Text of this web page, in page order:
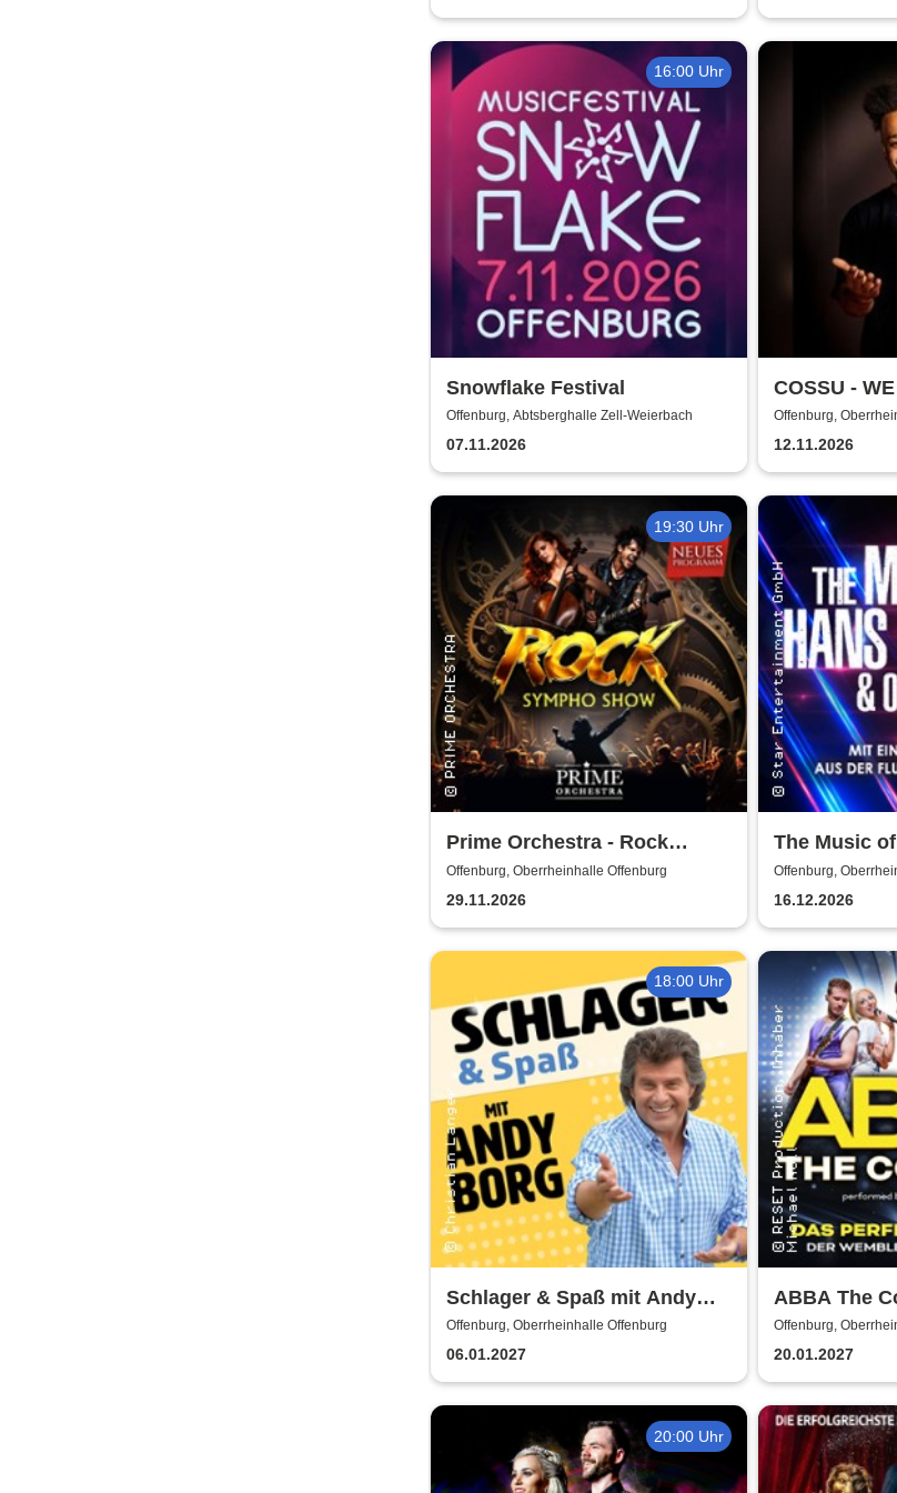
16:00 Uhr
Snowflake Festival
Offenburg, Abtsberghalle Zell-Weierbach
07.11.2026
COSSU -
GERMANS -
Comedy
Offenburg,
12.11.2026
19:30 Uhr
Prime Orchestra - Rock
Sympho Show
Offenburg, Oberrheinhalle Offenburg
29.11.2026
The Music
Others - A
Music
Offenburg,
16.12.2026
18:00 Uhr
Schlager & Spaß mit Andy
Borg und Gästen
Offenburg, Oberrheinhalle Offenburg
06.01.2027
ABBA The
by
Offenburg,
20.01.2027
20:00 Uhr